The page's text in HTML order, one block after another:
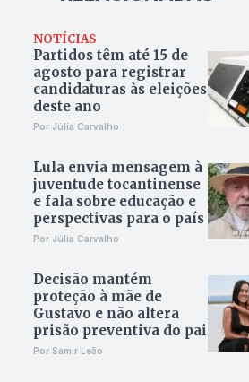
NOTÍCIAS
Partidos têm até 15 de
agosto para registrar
candidaturas às eleições
deste ano
Por Júlia Carvalho
Lula envia mensagem à
juventude tocantinense
e fala sobre educação e
perspectivas para o país
Por Júlia Carvalho
Decisão mantém
proteção à mãe de
Gustavo e não altera
prisão preventiva do pai
Por Samir Leão